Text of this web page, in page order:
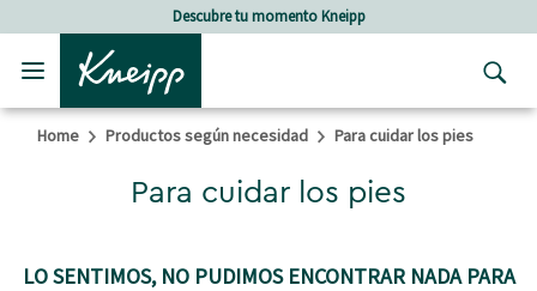
Skip to main content
Skip to footer contentDescubre tu momento Kneipp
Home Productos según necesidad Para cuidar los pies
Para cuidar los pies
LO SENTIMOS, NO PUDIMOS ENCONTRAR NADA PARA